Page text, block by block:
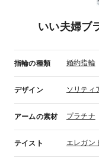
いい夫婦ブ
指輪の種類 婚約指輪
デザイン ソリティ
アームの素材 プラチナ
テイスト エレガン